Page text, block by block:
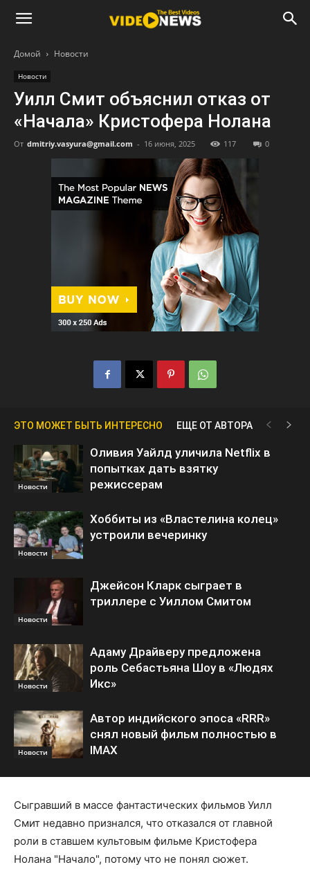
Домой Новости
Новости
Уилл Смит объяснил отказ от
«Начала» Кристофера Нолана
От dmitriy.vasyura@gmail.com - 16 июня, 2025 117 0
ЭТО МОЖЕТ БЫТЬ ИНТЕРЕСНО ЕЩЕ ОТ АВТОРА
Новости
Оливия Уайлд уличила Netflix в
попытках дать взятку
режиссерам
Новости
Хоббиты из «Властелина колец»
устроили вечеринку
Новости
Джейсон Кларк сыграет в
триллере с Уиллом Смитом
Новости
Адаму Драйверу предложена
роль Себастьяна Шоу в «Людях
Икс»
Новости
Автор индийского эпоса «RRR»
снял новый фильм полностью в
IMAX
Сыгравший в массе фантастических фильмов Уилл
Смит недавно признался, что отказался от главной
роли в ставшем культовым фильме Кристофера
Нолана "Начало", потому что не понял сюжет.